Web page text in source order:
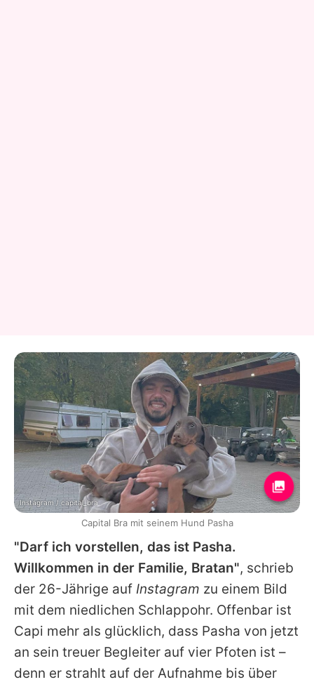
"Darf ich vorstellen, das ist Pasha.
Willkommen in der Familie, Bratan", schrieb
der 26-Jährige auf Instagram zu einem Bild
mit dem niedlichen Schlappohr. Offenbar ist
Capi mehr als glücklich, dass Pasha von jetzt
an sein treuer Begleiter auf vier Pfoten ist –
denn er strahlt auf der Aufnahme bis über
Instagram / capital_bra
Capital Bra mit seinem Hund Pasha